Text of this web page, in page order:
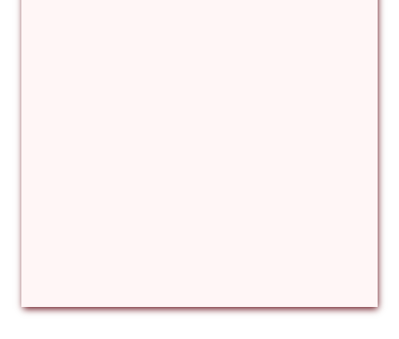
Δημήτριος Ζακοντινός